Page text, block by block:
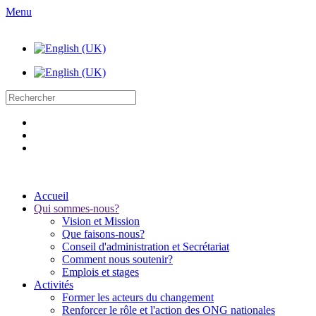
Menu
Accueil
Qui sommes-nous?
Vision et Mission
Que faisons-nous?
Conseil d'administration et Secrétariat
Comment nous soutenir?
Emplois et stages
Activités
Former les acteurs du changement
Renforcer le rôle et l'action des ONG nationales